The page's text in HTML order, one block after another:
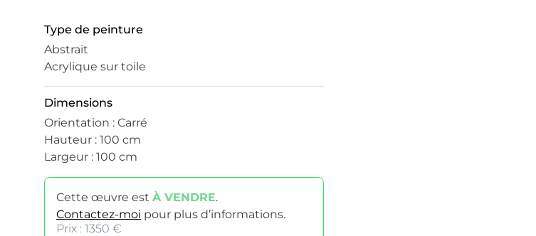
Type de peinture
Abstrait
Acrylique sur toile
Dimensions
Orientation : Carré
Hauteur : 100 cm
Largeur : 100 cm
Cette œuvre est À VENDRE.
Contactez-moi pour plus d’informations.
Prix : 1350 €